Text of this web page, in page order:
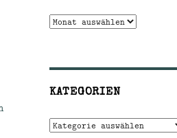
Archiv
KATEGORIEN
Kategorien